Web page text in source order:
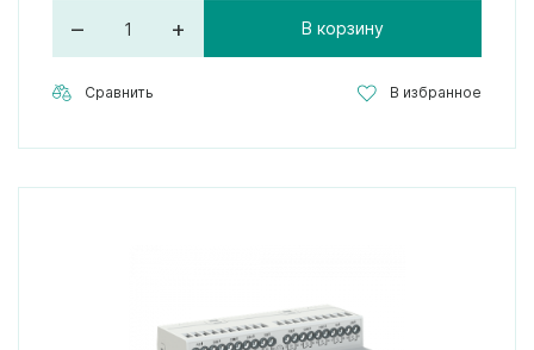
– + В корзину
Сравнить В избранное